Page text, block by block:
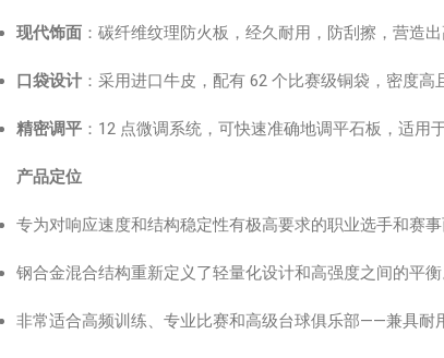
现代饰面 ：碳纤维纹理防火板，经久耐用，防刮擦，营造出
口袋设计 ：采用进口牛皮，配有 62 个比赛级铜袋，密度
精密调平 ：12 点微调系统，可快速准确地调平石板，适用
产品定位
专为对响应速度和结构稳定性有极高要求的职业选手和赛事
钢合金混合结构重新定义了轻量化设计和高强度之间的平衡
非常适合高频训练、专业比赛和高级台球俱乐部——兼具耐